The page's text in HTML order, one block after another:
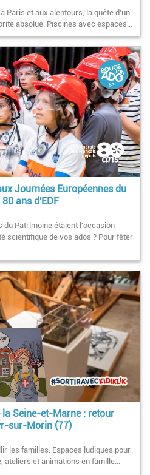
Paris et aux alentours, la quête d'un
absolue. Piscines avec espaces…
Journées Européennes du
ans d'EDF
du Patrimoine étaient l'occasion
scientifique de vos ados ? Pour fêter
Seine-et-Marne : retour
sur-Morin (77)
les familles. Espaces ludiques pour
ateliers et animations en famille...